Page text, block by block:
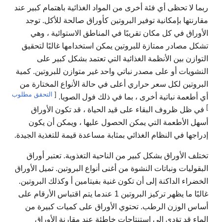
ربما لا تحظى أي فئة أخرى من المواد الغذائية باهتمام كبير عند
مقارنتها بإمكانية توفير البروتين كأوراق صالحة للأكل. توجد
الأوراق في كل مكان تقريبًا في المناطق الاستوائية ، وهي
تشكل مصادر ممتازة للبروتين يمكن استخدامها غالبًا لتحقيق
التوازن بين الأنظمة الغذائية التي تعتمد بشكل كبير على
النشويات أو على مصدر نباتي واحد غير متوازن للبروتين. كمية
البروتين لكل سعر حراري أعلى في حالة الأنواع المختارة من
أي أطعمة نباتية أخرى ، بما في ذلك فول الصويا. [ التحقق مطلوب
] في ظل ظروف البقاء على قيد الحياة ، قد تكون الأوراق
أسهل الأطعمة التي يمكن الحصول عليها ، ويمكن أن يكون
إدراجها في النظام الغذائي بمثابة مساعدة قيمة للتغذية الجيدة.
تختلف الأوراق بشكل كبير من الناحية التغذوية. تعتبر أوراق
البقوليات ونباتات النشوة من أغنى أنواع البروتين. تميل الأوراق
الخضراء الداكنة إلى أن تكون غنية بفيتامين أ وكذلك البروتين.
غالبًا ما يظهر تركيز البروتين 1 عندما يتم اقتباس الأرقام على
أساس الوزن الرطب. تحتوي الأوراق على كميات كبيرة من
الماء قد تؤدي إلى استنتاجات خاطئة عند مقارنة الأوراق